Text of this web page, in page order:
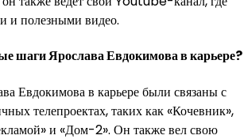
и полезными видео.
шаги Ярослава Евдокимова в карьере?
Евдокимова в карьере были связаны с
телепроектах, таких как «Кочевник»,
и «Дом-2». Он также вел свою